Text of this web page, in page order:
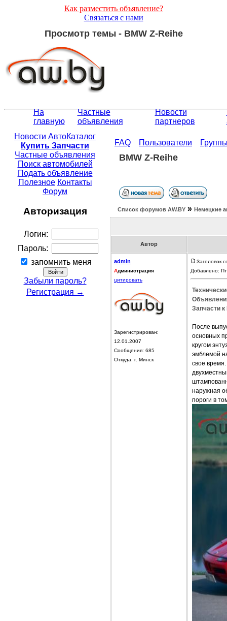
Как разместить объявление?
Связаться с нами
Просмотр темы - BMW Z-Reihe
На
главную
Частные
объявления
Новости
партнеров
Новости АвтоКаталог
Купить Запчасти
Частные объявления
Поиск автомобилей
Подать объявление
Полезное Контакты
Форум
Авторизация
Логин:
Пароль:
запомнить меня
Забыли пароль?
Регистрация →
FAQ Пользователи
BMW Z-Reihe
Список форумов АW.BY » Немецкие
Автор
admin
Администрация
цитировать
Зарегистрирован:
12.01.2007
Сообщения: 685
Откуда: г. Минск
Заголовок
Добавлено:
Запчасти к
После
основных
кругом
эмблемой
свое
наружная
пороги в